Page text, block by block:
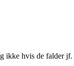
ikke hvis de falder jf.